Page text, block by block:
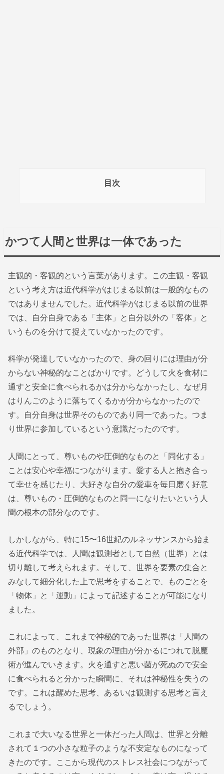
目次
かつて人間と世界は一体であった
主観的・客観的という言葉があります。この主観・客観
という考え方は近代科学がはじまる以前は一般的なもの
ではありませんでした。近代科学がはじまる以前の世界
では、自分自身である「主体」と自分以外の「客体」と
いうものを分けて捉えていなかったのです。
科学が発達していなかったので、身の回りには理由が分
からない神秘的なことばかりです。どうして火を食材に
通すと安全に食べられるかは分からなかったし、なぜ月
はりんごのように落ちてくるかが分からなかったので
す。自分自身は世界そのものであり同一であった。つま
り世界に参加しているという意識だったのです。
人間にとって、尊いものや圧倒的なものと「同化する」
ことは安心や幸福につながります。愛する人と抱き合っ
て幸せを感じたり、大好きな自分の愛車を毎日磨く好意
は、尊いもの・圧倒的なものと同一になりたいという人
間の根本の部分なのです。
しかしながら、特に15〜16世紀のルネッサンスから始ま
る近代科学では、人間は観測者として自然（世界）とは
切り離して考えられます。そして、世界を要素の集合と
みなして細分化した上で思考をすることで、ものごとを
「物体」と「運動」によって記述することが可能になり
ました。
これによって、これまで神秘的であった世界は「人間の
外部」のものとなり、現象の理由が分かるにつれて脱魔
術が進んでいきます。火を通すと悪い菌が死ぬので安全
に食べられると分かった瞬間に、それは神秘性を失うの
です。これは醒めた思考、あるいは観測する思考と言え
るでしょう。
これまで大いなる世界と一体だった人間は、世界と分離
されて１つの小さな粒子のような不安定なものになって
きたのです。ここから現代のストレス社会につながって